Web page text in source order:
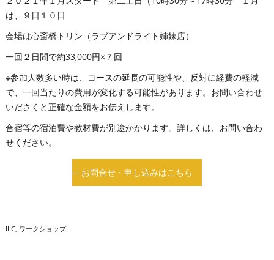
は、９日１０日
会場は心斎橋トリン（ラブアンドライト姉妹店）
一回２日間で約33,000円×７回
※参加人数多い時は、コースの延長の可能性や、反対に経費の軽減
で、一回当たりの費用が変化する可能性があります。お問い合わせ
いださくと正確な金額をお伝えします。
合宿等の宿泊費や教材費が別途かかります。詳しくは、お問い合わ
せください。
お問合せ・申し込みはこちら
ILC ワークショップ